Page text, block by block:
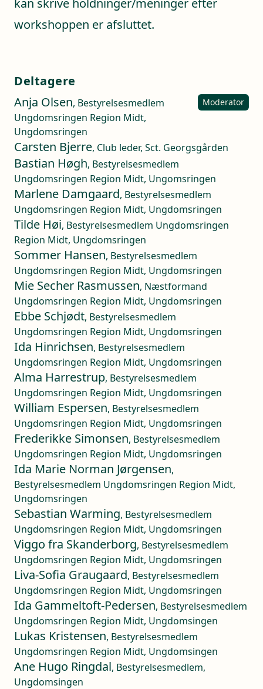
workshoppen er afsluttet.
Deltagere
Anja Olsen, Bestyrelsesmedlem
Ungdomsringen Region Midt,
Ungdomsringen
Moderator
Carsten Bjerre, Club leder, Sct. Georgsgården
Bastian Høgh, Bestyrelsesmedlem
Ungdomsringen Region Midt, Ungomsringen
Marlene Damgaard, Bestyrelsesmedlem
Ungdomsringen Region Midt, Ungdomsringen
Tilde Høi, Bestyrelsesmedlem Ungdomsringen
Region Midt, Ungdomsringen
Sommer Hansen, Bestyrelsesmedlem
Ungdomsringen Region Midt, Ungdomsringen
Mie Secher Rasmussen, Næstformand
Ungdomsringen Region Midt, Ungdomsringen
Ebbe Schjødt, Bestyrelsesmedlem
Ungdomsringen Region Midt, Ungdomsringen
Ida Hinrichsen, Bestyrelsesmedlem
Ungdomsringen Region Midt, Ungdomsringen
Alma Harrestrup, Bestyrelsesmedlem
Ungdomsringen Region Midt, Ungdomsringen
William Espersen, Bestyrelsesmedlem
Ungdomsringen Region Midt, Ungdomsringen
Frederikke Simonsen, Bestyrelsesmedlem
Ungdomsringen Region Midt, Ungdomsringen
Ida Marie Norman Jørgensen,
Bestyrelsesmedlem Ungdomsringen Region Midt,
Ungdomsringen
Sebastian Warming, Bestyrelsesmedlem
Ungdomsringen Region Midt, Ungdomsringen
Viggo fra Skanderborg, Bestyrelsesmedlem
Ungdomsringen Region Midt, Ungdomsringen
Liva-Sofia Graugaard, Bestyrelsesmedlem
Ungdomsringen Region Midt, Ungdomsringen
Ida Gammeltoft-Pedersen, Bestyrelsesmedlem
Ungdomsringen Region Midt, Ungdomsingen
Lukas Kristensen, Bestyrelsesmedlem
Ungdomsringen Region Midt, Ungdomsingen
Ane Hugo Ringdal, Bestyrelsesmedlem,
Ungdomsingen